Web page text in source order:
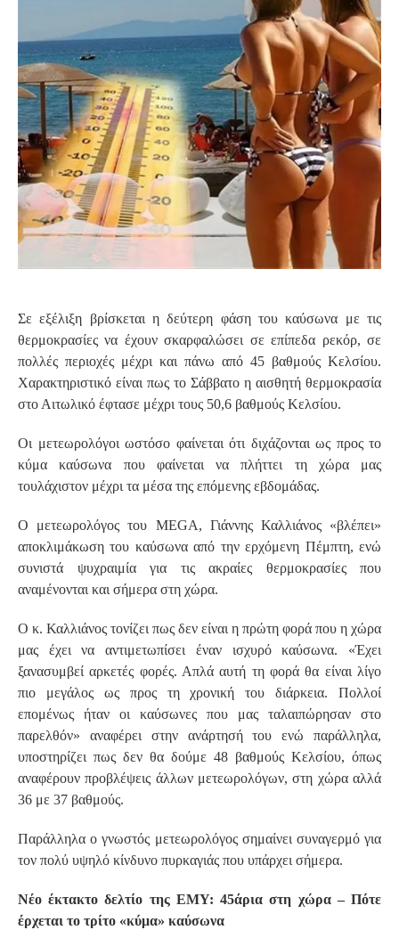
Σε εξέλιξη βρίσκεται η δεύτερη φάση του καύσωνα με τις
θερμοκρασίες να έχουν σκαρφαλώσει σε επίπεδα ρεκόρ, σε
πολλές περιοχές μέχρι και πάνω από 45 βαθμούς Κελσίου.
Χαρακτηριστικό είναι πως το Σάββατο η αισθητή θερμοκρασία
στο Αιτωλικό έφτασε μέχρι τους 50,6 βαθμούς Κελσίου.
Οι μετεωρολόγοι ωστόσο φαίνεται ότι διχάζονται ως προς το
κύμα καύσωνα που φαίνεται να πλήττει τη χώρα μας
τουλάχιστον μέχρι τα μέσα της επόμενης εβδομάδας.
Ο μετεωρολόγος του MEGA, Γιάννης Καλλιάνος «βλέπει»
αποκλιμάκωση του καύσωνα από την ερχόμενη Πέμπτη, ενώ
συνιστά ψυχραιμία για τις ακραίες θερμοκρασίες που
αναμένονται και σήμερα στη χώρα.
Ο κ. Καλλιάνος τονίζει πως δεν είναι η πρώτη φορά που η χώρα
μας έχει να αντιμετωπίσει έναν ισχυρό καύσωνα. «Έχει
ξανασυμβεί αρκετές φορές. Απλά αυτή τη φορά θα είναι λίγο
πιο μεγάλος ως προς τη χρονική του διάρκεια. Πολλοί
επομένως ήταν οι καύσωνες που μας ταλαιπώρησαν στο
παρελθόν» αναφέρει στην ανάρτησή του ενώ παράλληλα,
υποστηρίζει πως δεν θα δούμε 48 βαθμούς Κελσίου, όπως
αναφέρουν προβλέψεις άλλων μετεωρολόγων, στη χώρα αλλά
36 με 37 βαθμούς.
Παράλληλα ο γνωστός μετεωρολόγος σημαίνει συναγερμό για
τον πολύ υψηλό κίνδυνο πυρκαγιάς που υπάρχει σήμερα.
Νέο έκτακτο δελτίο της ΕΜΥ: 45άρια στη χώρα – Πότε
έρχεται το τρίτο «κύμα» καύσωνα